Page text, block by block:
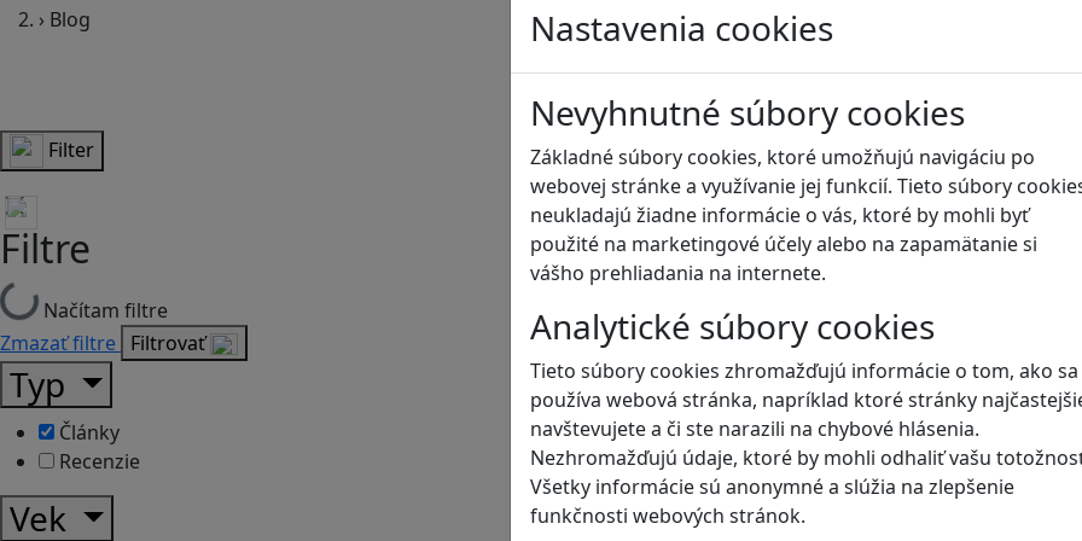
Nastavenia cookies
Nevyhnutné súbory cookies
Základné súbory cookies, ktoré umožňujú navigáciu po
webovej stránke a využívanie jej funkcií. Tieto súbory
neukladajú žiadne informácie o vás, ktoré by mohli byť
použité na marketingové účely alebo na zapamätanie si
vášho prehliadania na internete.
Analytické súbory cookies
Tieto súbory cookies zhromažďujú informácie o tom, ako sa
používa webová stránka, napríklad ktoré stránky
navštevujete a či ste narazili na chybové hlásenia.
Nezhromažďujú údaje, ktoré by mohli odhaliť vašu
Všetky informácie sú anonymné a slúžia na zlepšenie
funkčnosti webových stránok.
› Blog
Blog
Filter
Filtre
Načítam filtre
Zmazať filtre Filtrovať
Typ
Články
Recenzie
Vek